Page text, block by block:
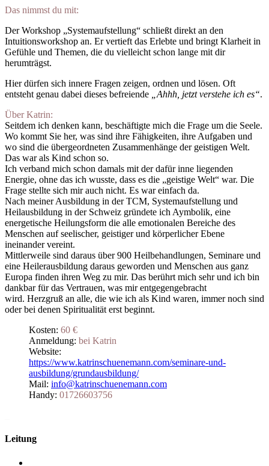
Das nimmst du mit:
Der Workshop „Systemaufstellung“ schließt direkt an den
Intuitionsworkshop an. Er vertieft das Erlebte und bringt Klarheit in
Gefühle und Themen, die du vielleicht schon lange mit dir
herumträgst.
Hier dürfen sich innere Fragen zeigen, ordnen und lösen. Oft
entsteht genau dabei dieses befreiende
„Ahhh, jetzt verstehe ich es“.
Über Katrin:
Seitdem ich denken kann, beschäftigte mich die Frage um die Seele.
Wo kommt Sie her, was sind ihre Fähigkeiten, ihre Aufgaben und
wo sind die übergeordneten Zusammenhänge der geistigen Welt.
Das war als Kind schon so.
Ich verband mich schon damals mit der dafür inne liegenden
Energie, ohne das ich wusste, dass es die „geistige Welt“ war. Die
Frage stellte sich mir auch nicht. Es war einfach da.
Nach meiner Ausbildung in der TCM, Systemaufstellung und
Heilausbildung in der Schweiz gründete ich Aymbolik, eine
energetische Heilungsform die alle emotionalen Bereiche des
Menschen auf seelischer, geistiger und körperlicher Ebene
ineinander vereint.
Mittlerweile sind daraus über 900 Heilbehandlungen, Seminare und
eine Heilerausbildung daraus geworden und Menschen aus ganz
Europa finden ihren Weg zu mir. Das berührt mich sehr und ich bin
dankbar für das Vertrauen, was mir entgegengebracht
wird. Herzgruß an alle, die wie ich als Kind waren, immer noch sind
oder bei denen Spiritualität erst beginnt.
Kosten: 60 €
Anmeldung: bei Katrin
Website:
https://www.katrinschuenemann.com/seminare-und-
ausbildung/grundausbildung/
Mail: info@katrinschuenemann.com
Handy: 01726603756
Leitung